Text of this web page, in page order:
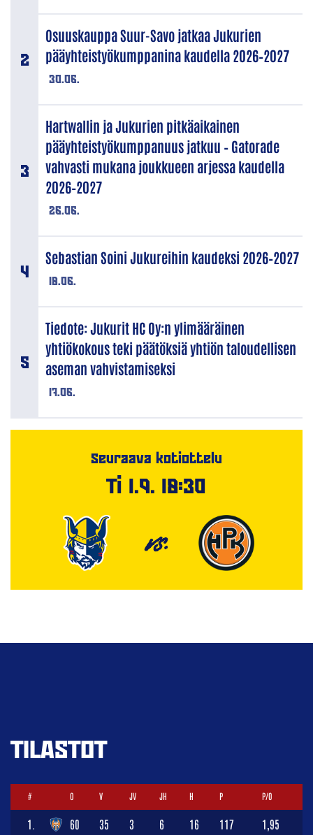
30.06.
Osuuskauppa Suur-Savo jatkaa Jukurien
pääyhteistyökumppanina kaudella 2026–2027
26.06.
Hartwallin ja Jukurien pitkäaikainen
pääyhteistyökumppanuus jatkuu – Gatorade
vahvasti mukana joukkueen arjessa kaudella
2026–2027
18.06.
Sebastian Soini Jukureihin kaudeksi 2026–2027
17.06.
Tiedote: Jukurit HC Oy:n ylimääräinen
yhtiökokous teki päätöksiä yhtiön taloudellisen
aseman vahvistamiseksi
Seuraava kotiottelu
Ti 1.9. 18:30
VS.
TILASTOT
# O V JV JH H P P/O
1. 60 35 3 6 16 117 1,95